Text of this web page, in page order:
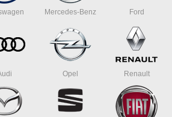
Mercedes-Benz Ford
Opel Renault